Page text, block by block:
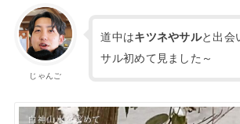
じゃんご
道中はキツネやサルと出会
サル初めて見ました～